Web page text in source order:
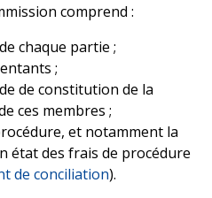
comprend :
chaque partie ;
;
de constitution de la
ces membres ;
et notamment la
état des frais de procédure
de conciliation).